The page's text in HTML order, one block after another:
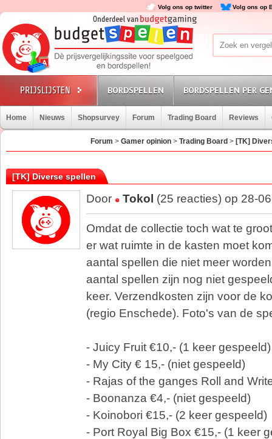
Volg ons op twitter Volg ons op
BORDSPELLEN BORDSPELLEN PER
Home Nieuws Shopsurvey Forum Trading Board Reviews
Forum >Gamer opinion >Trading Board > [TK]
[TK] Diverse spellen
Door Tokol (25 reacties) op 28-
Omdat de collectie toch wat te
er wat ruimte in de kasten moet
aantal spellen die niet meer
aantal spellen zijn nog niet
keer. Verzendkosten zijn voor de
(regio Enschede). Foto's van de
- Juicy Fruit €10,- (1 keer gespeeld)
- My City € 15,- (niet gespeeld)
- Rajas of the ganges Roll and
- Boonanza €4,- (niet gespeeld)
- Koinobori €15,- (2 keer gespeeld)
- Port Royal Big Box €15,- (1 keer